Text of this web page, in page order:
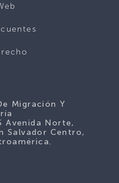
Migración Y
Avenida Norte,
Salvador Centro,